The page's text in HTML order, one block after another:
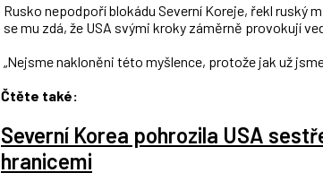
Rusko nepodpoří blokádu Severní Koreje, řekl ruský
se mu zdá, že USA svými kroky záměrně provokují
„Nejsme nakloněni této myšlence, protože jak už
Čtěte také:
Severní Korea pohrozila USA
hranicemi